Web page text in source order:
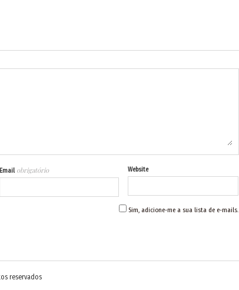
Email obrigatório Website
Sim, adicione-me a sua lista de e-mails.
reservados